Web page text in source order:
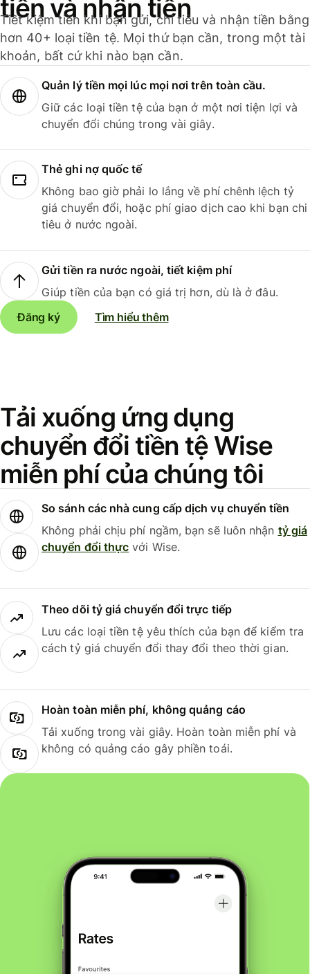
tiền và nhận tiền
Tiết kiệm tiền khi bạn gửi, chi tiêu và nhận tiền bằng
hơn 40+ loại tiền tệ. Mọi thứ bạn cần, trong một tài
khoản, bất cứ khi nào bạn cần.
Quản lý tiền mọi lúc mọi nơi trên toàn cầu.
Giữ các loại tiền tệ của bạn ở một nơi tiện lợi và
chuyển đổi chúng trong vài giây.
Thẻ ghi nợ quốc tế
Không bao giờ phải lo lắng về phí chênh lệch tỷ
giá chuyển đổi, hoặc phí giao dịch cao khi bạn chi
tiêu ở nước ngoài.
Gửi tiền ra nước ngoài, tiết kiệm phí
Giúp tiền của bạn có giá trị hơn, dù là ở đâu.
Đăng ký
Tìm hiểu thêm
Tải xuống ứng dụng
chuyển đổi tiền tệ Wise
miễn phí của chúng tôi
So sánh các nhà cung cấp dịch vụ chuyển tiền
Không phải chịu phí ngầm, bạn sẽ luôn nhận tỷ giá
chuyển đổi thực với Wise.
Theo dõi tỷ giá chuyển đổi trực tiếp
Lưu các loại tiền tệ yêu thích của bạn để kiểm tra
cách tỷ giá chuyển đổi thay đổi theo thời gian.
Hoàn toàn miễn phí, không quảng cáo
Tải xuống trong vài giây. Hoàn toàn miễn phí và
không có quảng cáo gây phiền toái.